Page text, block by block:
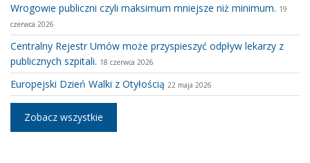
Wrogowie publiczni czyli maksimum mniejsze niż minimum. 19
czerwca 2026
Centralny Rejestr Umów może przyspieszyć odpływ lekarzy z
publicznych szpitali. 18 czerwca 2026
Europejski Dzień Walki z Otyłością 22 maja 2026
Zobacz wszystkie